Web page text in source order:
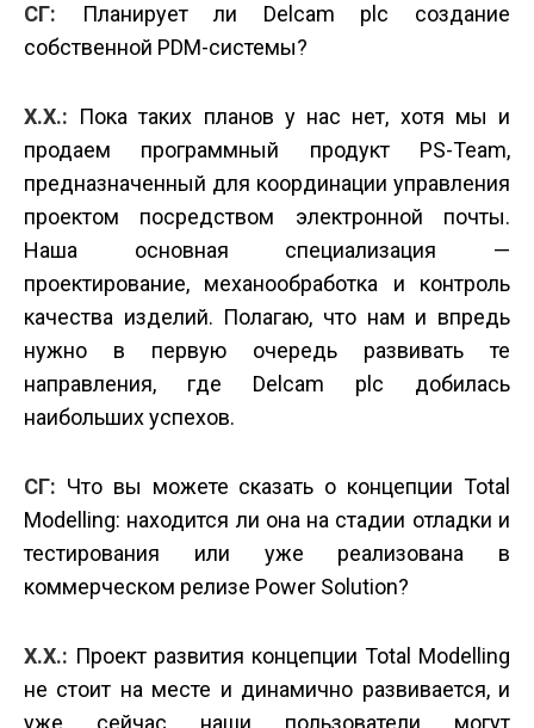
СГ: Планирует ли Delcam plc создание
собственной PDM-системы?
Х.Х.: Пока таких планов у нас нет, хотя мы и
продаем программный продукт PS-Team,
предназначенный для координации управления
проектом посредством электронной почты.
Наша основная специализация —
проектирование, механообработка и контроль
качества изделий. Полагаю, что нам и впредь
нужно в первую очередь развивать те
направления, где Delcam plc добилась
наибольших успехов.
СГ: Что вы можете сказать о концепции Total
Modelling: находится ли она на стадии отладки и
тестирования или уже реализована в
коммерческом релизе Power Solution?
Х.Х.: Проект развития концепции Total Modelling
не стоит на месте и динамично развивается, и
уже сейчас наши пользователи могут